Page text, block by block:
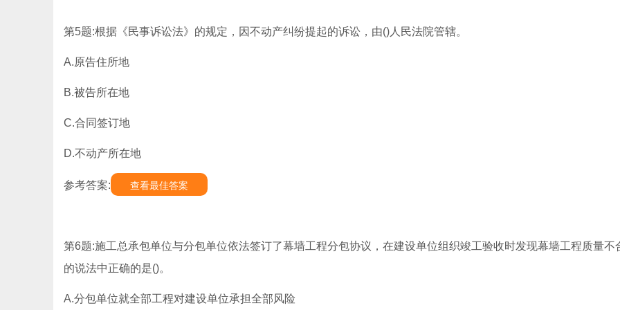
第5题:根据《民事诉讼法》的规定，因不动产纠纷提起的诉讼，由()人民法院管辖。
A.原告住所地
B.被告所在地
C.合同签订地
D.不动产所在地
参考答案: 查看最佳答案
第6题:施工总承包单位与分包单位依法签订了幕墙工程分包协议，在建设单位组织竣工验收时发现幕墙工程质量不
的说法中正确的是()。
A.分包单位就全部工程对建设单位承担全部风险